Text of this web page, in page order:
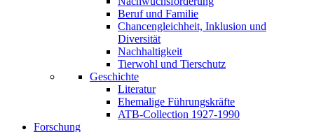
Beruf und Familie
Chancengleichheit, Inklusion und
Diversität
Nachhaltigkeit
Tierwohl und Tierschutz
Geschichte
Literatur
Ehemalige Führungskräfte
ATB-Collection 1927-1990
Forschung